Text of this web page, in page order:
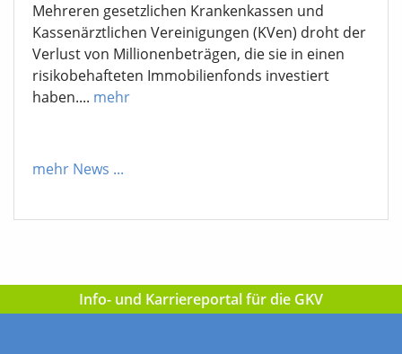
Mehreren gesetzlichen Krankenkassen und
Kassenärztlichen Vereinigungen (KVen) droht der
Verlust von Millionenbeträgen, die sie in einen
risikobehafteten Immobilienfonds investiert
haben.... mehr
mehr News ...
Info- und Karriereportal für die GKV